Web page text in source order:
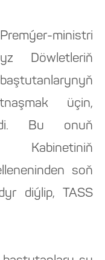
ministri
Döwletleriň
üçin,
Bu onuň
Kabinetiniň
soň
diýlip, TASS